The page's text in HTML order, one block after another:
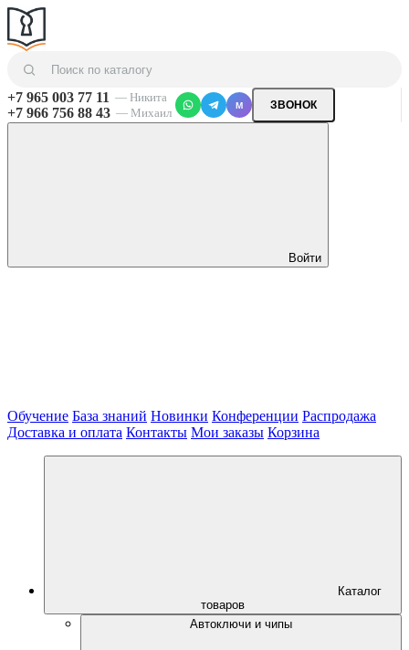
+7 965 003 77 11 — Никита
+7 966 756 88 43 — Михаил
M ЗВОНОК
Войти
Обучение База знаний Новинки Конференции Распродажа
Доставка и оплата Контакты Мои заказы Корзина
Каталог
товаров
Автоключи и чипы